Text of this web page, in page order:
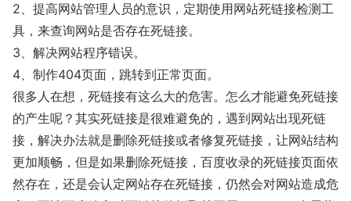
2、提高网站管理人员的意识，定期使用网站死链接检测工
具，来查询网站是否存在死链接。
3、解决网站程序错误。
4、制作404页面，跳转到正常页面。
很多人在想，死链接有这么大的危害。怎么才能避免死链接
的产生呢？其实死链接是很难避免的，遇到网站出现死链
接，解决办法就是删除死链接或者修复死链接，让网站结构
更加顺畅，但是如果删除死链接，百度收录的死链接页面依
然存在，还是会认定网站存在死链接，仍然会对网站造成危